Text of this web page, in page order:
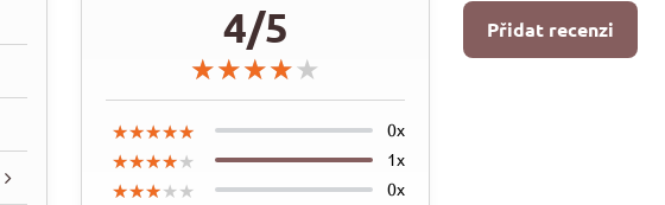
4/5
★★★★★
★★★★★
★★★★★
★★★★★
★★★★★
★★★★★ 0x
★★★★★
★★★★★
★★★★★ 1x
★★★★★
★★★★★
★★★★★ 0x
Přidat recenzi